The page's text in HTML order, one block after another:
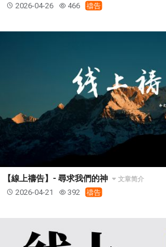
2026-04-26 466 禱告
【線上禱告】- 尋求我們的神 文章简介
2026-04-21 392 禱告